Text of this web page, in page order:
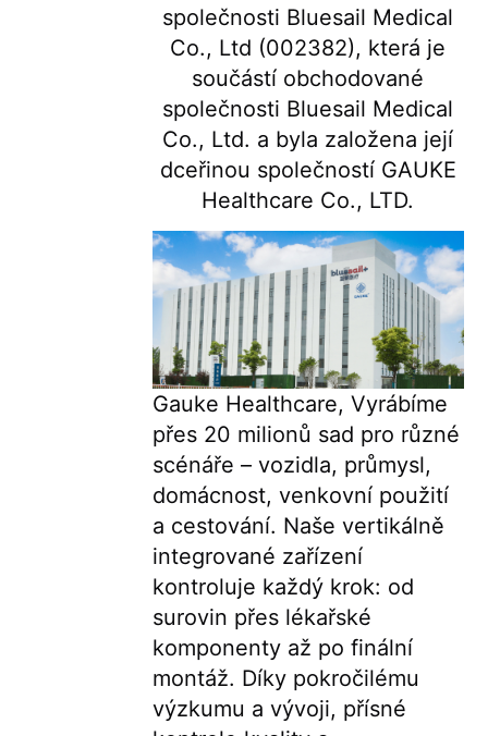
společnosti Bluesail Medical
Co., Ltd (002382), která je
součástí obchodované
společnosti Bluesail Medical
Co., Ltd. a byla založena její
dceřinou společností GAUKE
Healthcare Co., LTD.
Gauke Healthcare, Vyrábíme
přes 20 milionů sad pro různé
scénáře – vozidla, průmysl,
domácnost, venkovní použití
a cestování. Naše vertikálně
integrované zařízení
kontroluje každý krok: od
surovin přes lékařské
komponenty až po finální
montáž. Díky pokročilému
výzkumu a vývoji, přísné